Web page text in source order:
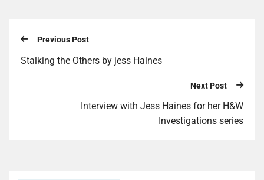
Previous Post
Stalking the Others by jess Haines
Next Post
Interview with Jess Haines for her H&W
Investigations series